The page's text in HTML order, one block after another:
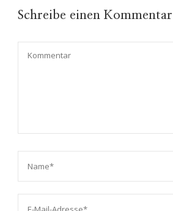
Schreibe einen Kommentar